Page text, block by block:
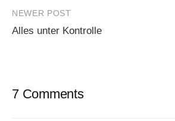
NEWER POST
Alles unter Kontrolle
7 Comments